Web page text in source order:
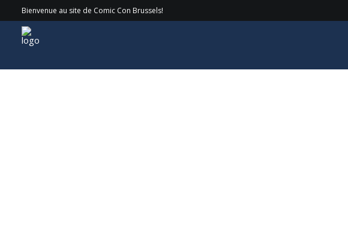
Bienvenue au site de Comic Con Brussels!
Invités > 2022 > Yildiray Cinar